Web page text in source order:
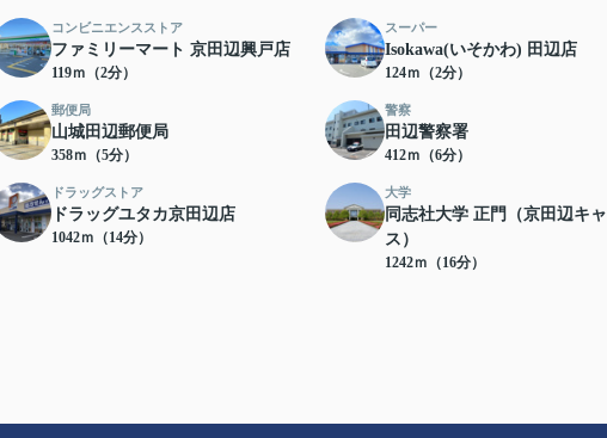
コンビニエンスストア
ファミリーマート 京田辺興戸店
119ｍ（2分）
スーパー
Isokawa(いそかわ) 田辺店
124ｍ（2分）
郵便局
山城田辺郵便局
358ｍ（5分）
警察
田辺警察署
412ｍ（6分）
ドラッグストア
ドラッグユタカ京田辺店
1042ｍ（14分）
大学
同志社大学 正門（京田辺キ
ス）
1242ｍ（16分）